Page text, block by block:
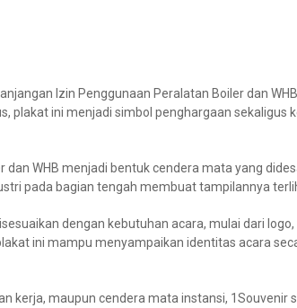
Izin Penggunaan Peralatan Boiler dan
plakat ini menjadi simbol penghargaan
dan WHB menjadi bentuk cendera mata yang
pada bagian tengah membuat tampilannya
dengan kebutuhan acara, mulai dari
ini mampu menyampaikan identitas acara
kerja, maupun cendera mata instansi,